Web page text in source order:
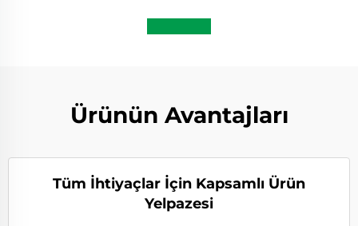
Ürünün Avantajları
Tüm İhtiyaçlar İçin Kapsamlı Ürün
Yelpazesi